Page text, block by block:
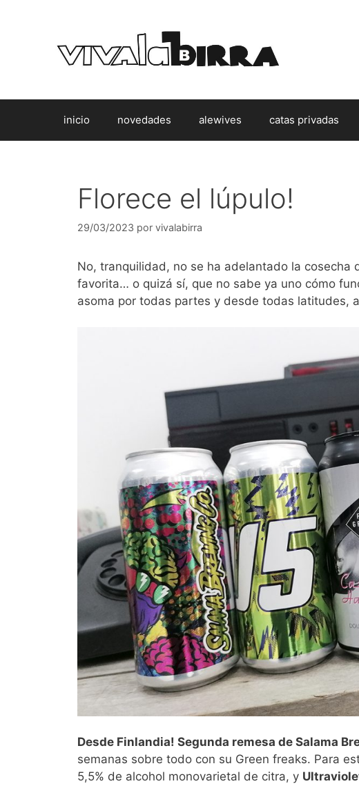
inicio novedades alewives catas privadas
Florece el lúpulo!
29/03/2023 por vivalabirra
No, tranquilidad, no se ha adelantado la cosecha
favorita… o quizá sí, que no sabe ya uno cómo
asoma por todas partes y desde todas latitudes,
Desde Finlandia! Segunda remesa de Salama
semanas sobre todo con su Green freaks. Para
5,5% de alcohol monovarietal de citra, y